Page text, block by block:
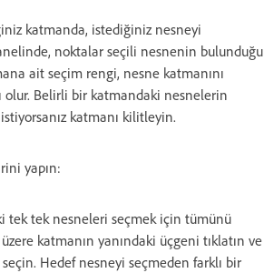
katmanda, istediğiniz nesneyi
noktalar seçili nesnenin bulunduğu
ait seçim rengi, nesne katmanını
olur. Belirli bir katmandaki nesnelerin
katmanı kilitleyin.
yapın:
tek tek nesneleri seçmek için tümünü
katmanın yanındaki üçgeni tıklatın ve
Hedef nesneyi seçmeden farklı bir